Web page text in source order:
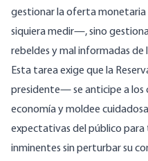
gestionar la oferta
siquiera medir—, sino
rebeldes y mal informadas
Esta tarea exige que la
presidente— se anticipe a los
economía y moldee
expectativas del público para
inminentes sin perturbar su